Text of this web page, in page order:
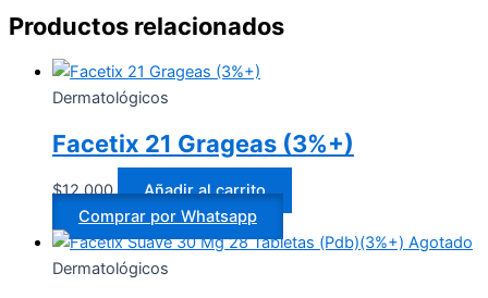
Productos relacionados
Dermatológicos
Facetix 21 Grageas (3%+)
$12.000
Añadir al carrito
Comprar por Whatsapp
Agotado
Dermatológicos